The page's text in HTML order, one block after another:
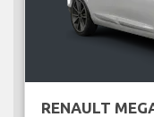
RENAULT